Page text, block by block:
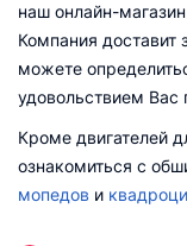
наш онлайн-
Компания доставит
можете
удовольствием Вас
Кроме двигателей
ознакомиться с
мопедов и